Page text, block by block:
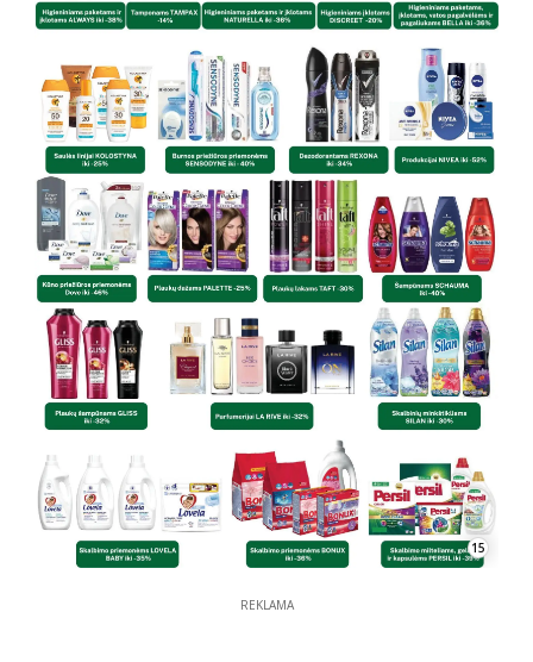
15
REKLAMA